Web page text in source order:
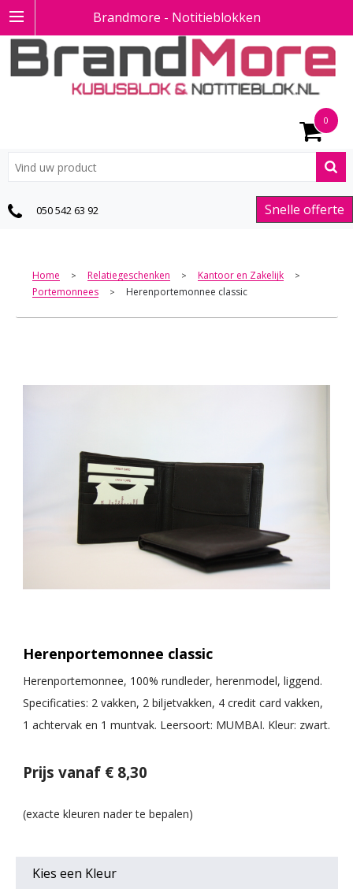
Brandmore - Notitieblokken
0
Snelle offerte
050 542 63 92
Home > Relatiegeschenken > Kantoor en Zakelijk >
Portemonnees > Herenportemonnee classic
Herenportemonnee classic
Herenportemonnee, 100% rundleder, herenmodel, liggend.
Specificaties: 2 vakken, 2 biljetvakken, 4 credit card vakken,
1 achtervak en 1 muntvak. Leersoort: MUMBAI. Kleur: zwart.
Prijs vanaf € 8,30
Kies een Kleur